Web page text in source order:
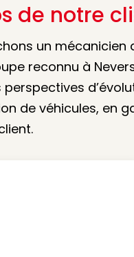
de notre
un
reconnu à
de véhicules, en